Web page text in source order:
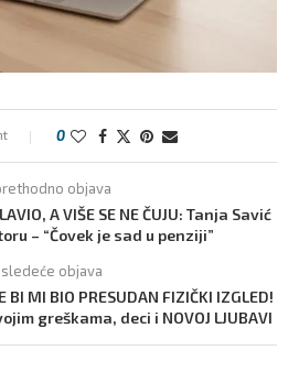
0
objava
A VIŠE SE NE ČUJU: Tanja Savić
– “Čovek je sad u penziji”
sledeće objava
BI MI BIO PRESUDAN FIZIČKI IZGLED!
greškama, deci i NOVOJ LJUBAVI